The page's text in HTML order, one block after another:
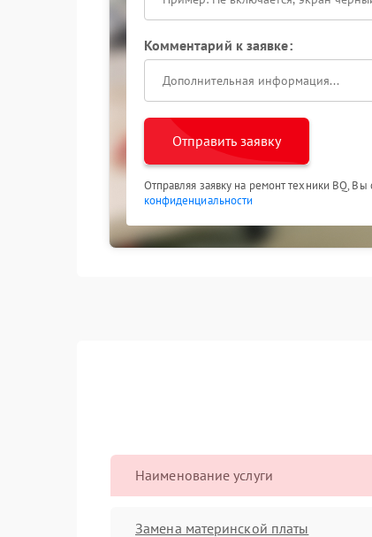
Комментарий к заявке:
Отправить заявку
Отправляя заявку на ремонт техники BQ, Вы
конфиденциальности
Наименование услуги
Замена материнской платы